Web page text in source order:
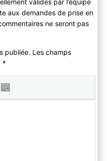
aux demandes de prise en
ne seront pas
publiée. Les champs
*